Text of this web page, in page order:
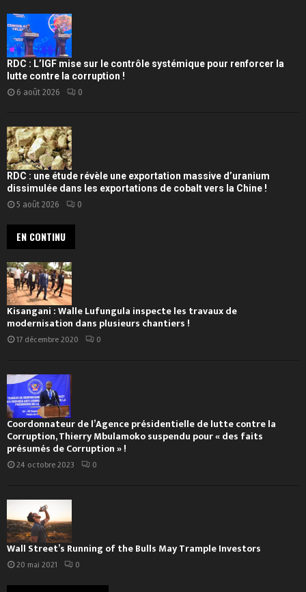
RDC : L’IGF mise sur le contrôle systémique pour renforcer la
lutte contre la corruption !
6 août 2026 0
RDC : une étude révèle une exportation massive d’uranium
dissimulée dans les exportations de cobalt vers la Chine !
5 août 2026 0
EN CONTINU
Kisangani : Walle Lufungula inspecte les travaux de
modernisation dans plusieurs chantiers !
17 décembre 2020 0
Coordonnateur de l’Agence présidentielle de lutte contre la
Corruption, Thierry Mbulamoko suspendu pour « des faits
présumés de Corruption » !
24 octobre 2023 0
Wall Street’s Running of the Bulls May Trample Investors
20 mai 2021 0